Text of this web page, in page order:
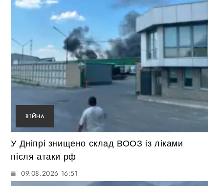
ВІЙНА
У Дніпрі знищено склад ВООЗ із ліками
після атаки рф
09.08.2026 16:51